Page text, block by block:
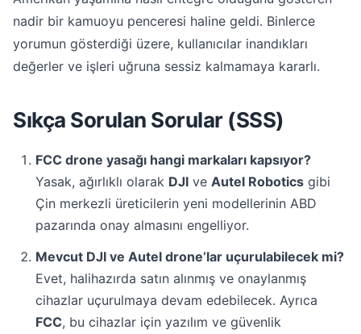
nadir bir kamuoyu penceresi haline geldi. Binlerce
yorumun gösterdiği üzere, kullanıcılar inandıkları
değerler ve işleri uğruna sessiz kalmamaya kararlı.
Sıkça Sorulan Sorular (SSS)
FCC drone yasağı hangi markaları kapsıyor?
Yasak, ağırlıklı olarak DJI ve Autel Robotics gibi
Çin merkezli üreticilerin yeni modellerinin ABD
pazarında onay almasını engelliyor.
Mevcut DJI ve Autel drone’lar uçurulabilecek mi?
Evet, halihazırda satın alınmış ve onaylanmış
cihazlar uçurulmaya devam edebilecek. Ayrıca
FCC, bu cihazlar için yazılım ve güvenlik